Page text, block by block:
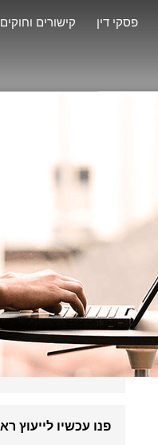
פסקי דין קישורים וחוקים
פנו עכשיו לייעוץ